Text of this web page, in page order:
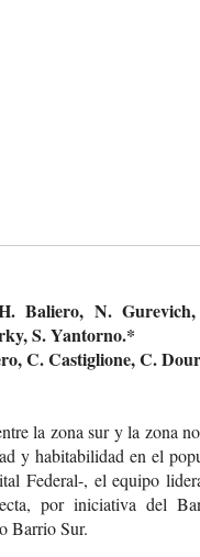
Baliero, N.
S. Yantorno.*
C. Castiglione, C.
la zona sur y la zona
y habitabilidad en el
Federal-, el equipo
por iniciativa del
Barrio Sur.